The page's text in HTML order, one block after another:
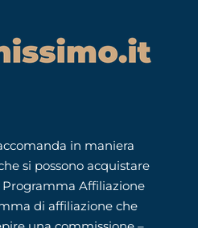
in maniera
si possono acquistare
Affiliazione
di affiliazione che